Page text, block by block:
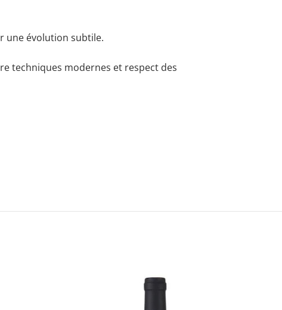
une évolution subtile.
techniques modernes et respect des